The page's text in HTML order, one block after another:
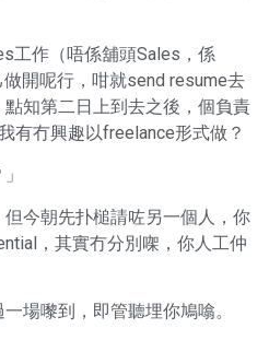
工作（唔係舖頭Sales，係
開呢行，咁就send resume去
知第二日上到去之後，個負責
有冇興趣以freelance形式做？
今朝先扑槌請咗另一個人，你
，其實冇分別㗎，你人工仲
場嚟到，即管聽埋你鳩噏。